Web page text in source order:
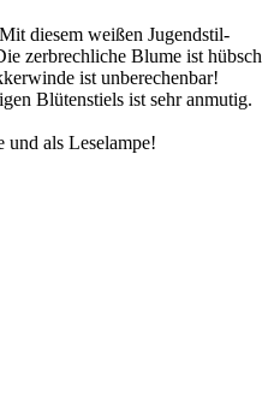
diesem weißen Jugendstil-
zerbrechliche Blume ist hübsch
ist unberechenbar!
Blütenstiels ist sehr anmutig.
und als Leselampe!